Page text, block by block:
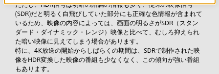
ただし、HDR信号は明暗の階調の情報も多く、従来の映像信号
(SDR)だと明るく白飛びしていた部分にも正確な色情報が含まれて
いるため、映像の内容によっては、画面の明るさがSDR（スタン
ダード・ダイナミック・レンジ）映像と比べて、むしろ抑えられ
た暗い映像に見えてしまう場合があります。
特に、4K放送の開始からしばらくの期間は、SDRで制作された映
像をHDR変換した映像の番組も少なくなく、この傾向が強い番組
もあります。